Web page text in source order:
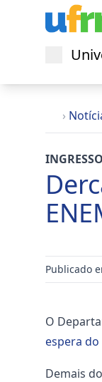
Abrir
›
INGRESSO
Publicado
O
espera do
Demais